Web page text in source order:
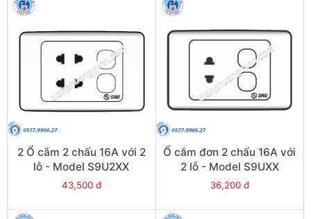
2 Ổ cắm 2 chấu 16A với 2
lỗ - Model S9U2XX
43,500 đ
Ổ cắm đơn 2 chấu 16A với
2 lỗ - Model S9UXX
36,200 đ